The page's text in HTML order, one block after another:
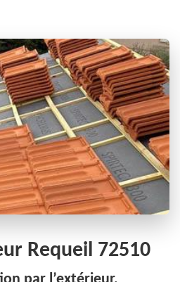
Requeil 72510